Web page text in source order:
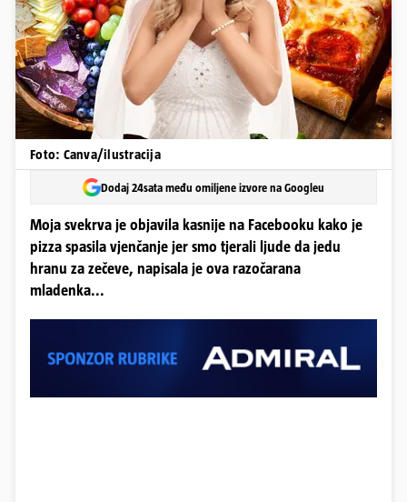
Foto: Canva/ilustracija
Dodaj 24sata među omiljene izvore na Googleu
Moja svekrva je objavila kasnije na Facebooku kako je
pizza spasila vjenčanje jer smo tjerali ljude da jedu
hranu za zečeve, napisala je ova razočarana
mladenka...